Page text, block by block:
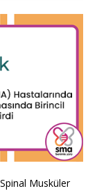
Musküler